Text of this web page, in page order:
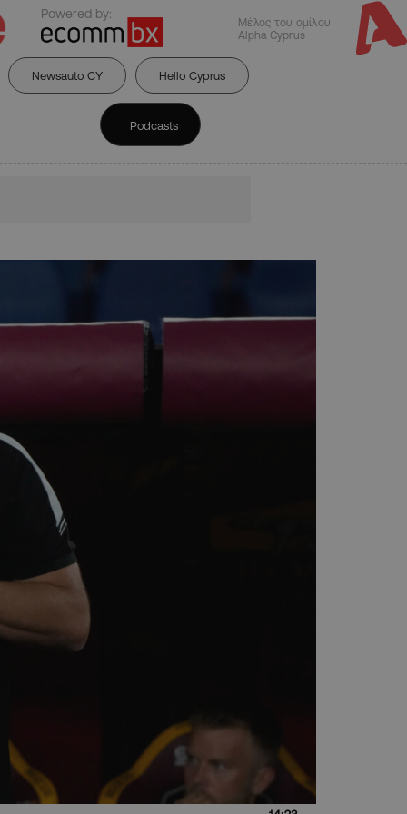
Powered by:
Μέλος του ομίλου
Alpha Cyprus
Newsauto CY Hello Cyprus
Podcasts